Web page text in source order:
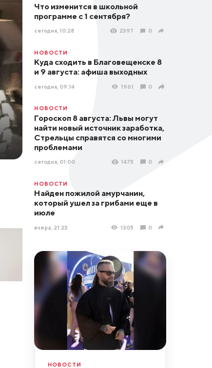
Что изменится в школьной
программе с 1 сентября?
сегодня, 10:28 2397 0
НОВОСТИ
Куда сходить в Благовещенске 8
и 9 августа: афиша выходных
сегодня, 09:14 1961 0
НОВОСТИ
Гороскоп 8 августа: Львы могут
найти новый источник заработка,
Стрельцы справятся со многими
проблемами
сегодня, 01:00 1475 0
НОВОСТИ
Найден пожилой амурчанин,
который ушел за грибами еще в
июле
вчера, 21:23 1305 0
НОВОСТИ